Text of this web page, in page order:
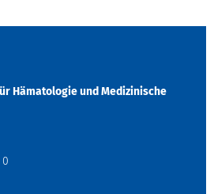
Hämatologie und Medizinische
0